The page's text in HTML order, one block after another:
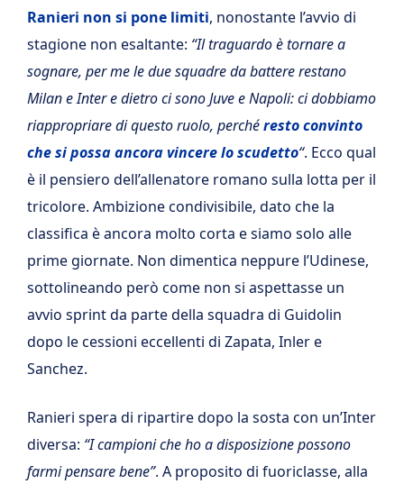
Ranieri non si pone limiti, nonostante l’avvio di
stagione non esaltante: “Il traguardo è tornare a
sognare, per me le due squadre da battere restano
Milan e Inter e dietro ci sono Juve e Napoli: ci dobbiamo
riappropriare di questo ruolo, perchéresto convinto
che si possa ancora vincere lo scudetto“. Ecco qual
è il pensiero dell’allenatore romano sulla lotta per il
tricolore. Ambizione condivisibile, dato che la
classifica è ancora molto corta e siamo solo alle
prime giornate. Non dimentica neppure l’Udinese,
sottolineando però come non si aspettasse un
avvio sprint da parte della squadra di Guidolin
dopo le cessioni eccellenti di Zapata, Inler e
Sanchez.
Ranieri spera di ripartire dopo la sosta con un’Inter
diversa: “I campioni che ho a disposizione possono
farmi pensare bene”. A proposito di fuoriclasse, alla